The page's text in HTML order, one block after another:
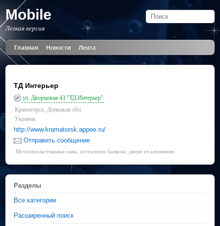
Mobile
Легкая версия
Главная Новости Лента
ТД Интерьер
ул. Дворцовая 43 "ТД Интерьер"
Краматорск, Донецкая обл.
Украина
http://www.kramatorsk.appee.ru/
Отправить сообщение
Металлопластиковые окна, остекление балкона, двери из алюминия.
Разделы
Все категории
Расширенный поиск